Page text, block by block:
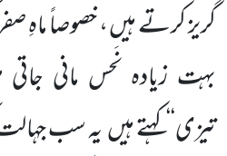
گریز کرتے ہیں ، خصوصاً ماہِ
بہت زیادہ نَحس مانی جاتی
تیزی‘‘کہتے ہیںیہ سب